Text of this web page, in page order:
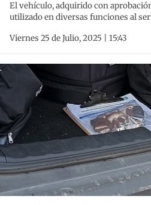
El vehículo, adquirido con
utilizado en diversas funciones al
Viernes 25 de Julio, 2025 | 15:43